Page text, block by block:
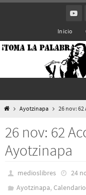
Inicio
InicioAyotzinapa 26 nov:
26 nov: 62
Ayotzinapa
medioslibres
24
Ayotzinapa,Calendario